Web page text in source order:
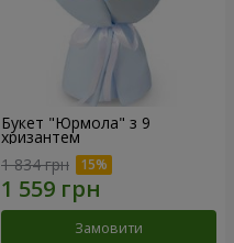
Букет "Юрмола" з 9
хризантем
1 834 грн
Замовити